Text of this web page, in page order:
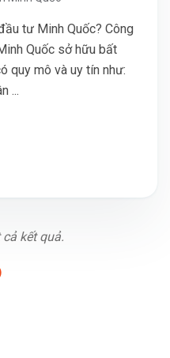
tư Minh Quốc? Công
Quốc sở hữu bất
quy mô và uy tín như:
...
kết quả.